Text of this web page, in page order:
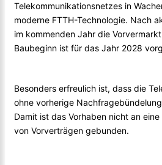
Telekommunikationsnetzes in
moderne FTTH-Technologie. Nach
im kommenden Jahr die
Baubeginn ist für das Jahr 2028
Besonders erfreulich ist, dass die
ohne vorherige
Damit ist das Vorhaben nicht an
von Vorverträgen gebunden.